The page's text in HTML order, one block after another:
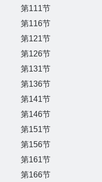
第111节
第116节
第121节
第126节
第131节
第136节
第141节
第146节
第151节
第156节
第161节
第166节